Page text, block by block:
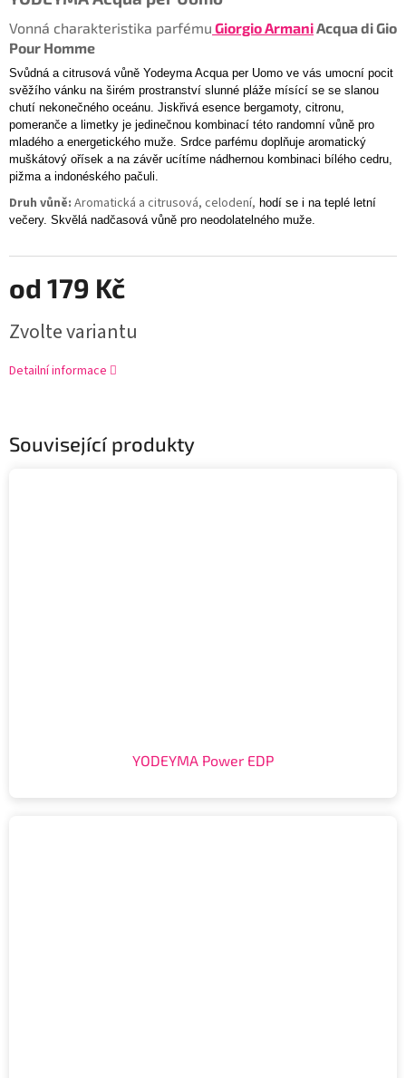
od 179 Kč
Zvolte variantu
Vonná charakteristika parfému Giorgio ArmaniAcqua di Gio
Pour Homme
Svůdná a citrusová vůně Yodeyma Acqua per Uomo ve vás umocní pocit
svěžího vánku na širém prostranství slunné pláže mísící se se slanou
chutí nekonečného oceánu. Jiskřivá esence bergamoty, citronu,
pomeranče a limetky je jedinečnou kombinací této randomní vůně pro
mladého a energetického muže. Srdce parfému doplňuje aromatický
muškátový ořísek a na závěr ucítíme nádhernou kombinaci bílého cedru,
pižma a indonéského pačuli.
Druh vůně: Aromatická a citrusová, celodení, hodí se i na teplé letní
večery. Skvělá nadčasová vůně pro neodolatelného muže.
Detailní informace
Související produkty
YODEYMA Power EDP